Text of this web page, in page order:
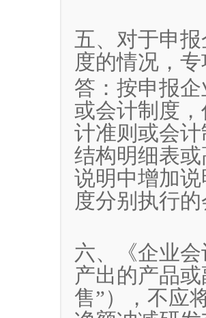
五、对于申
度的情况，
答：按申报
或会计制度
计准则或会
结构明细表
说明中增加
度分别执行
六、《企业
产出的产品
售”），不应